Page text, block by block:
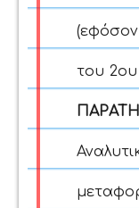
(εφόσον
του